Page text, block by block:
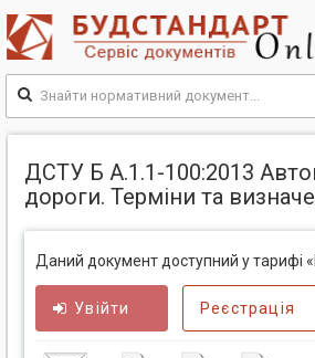
ДСТУ Б А.1.1-100:2013
дороги. Терміни та
Даний документ доступний у
Увійти Реєстрація